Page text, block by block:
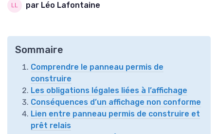
par Léo Lafontaine
Sommaire
Comprendre le panneau permis de
construire
Les obligations légales liées à l’affichage
Conséquences d’un affichage non conforme
Lien entre panneau permis de construire et
prêt relais